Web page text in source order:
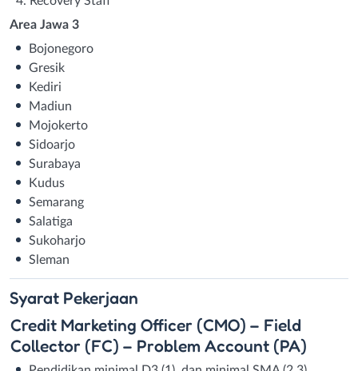
Area Jawa 3
Bojonegoro
Gresik
Kediri
Madiun
Mojokerto
Sidoarjo
Surabaya
Kudus
Semarang
Salatiga
Sukoharjo
Sleman
Syarat Pekerjaan
Credit Marketing Officer (CMO) – Field
Collector (FC) – Problem Account (PA)